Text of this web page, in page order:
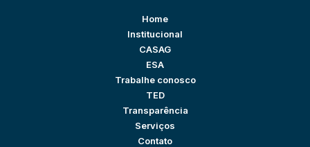
Home
Institucional
CASAG
ESA
Trabalhe conosco
TED
Transparência
Serviços
Contato